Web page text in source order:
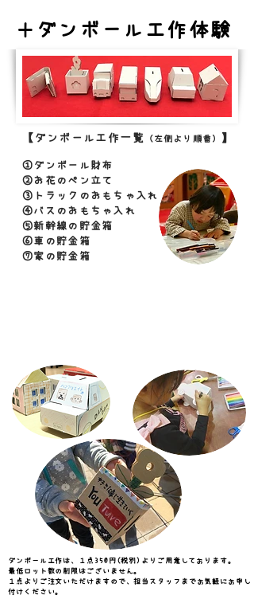
＋ ダンボール工作体験
【ダンボール工作一覧 （左側より順番） 】
①ダンボール財布
②お花のペン立て
③トラックのおもちゃ入れ
④バスのおもちゃ入れ
⑤新幹線の貯金箱
⑥車の貯金箱
⑦家の貯金箱
ダンボール工作は、１点350円(税別)よりご用意しております。​
最低ロット数の制限はございません。
​１点よりご注文いただけますので、担当スタッフまでお気軽にお申し
付けください。